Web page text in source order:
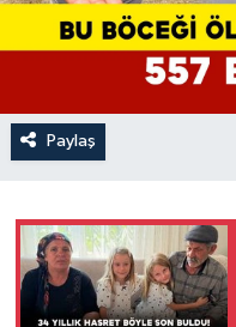
Paylaş